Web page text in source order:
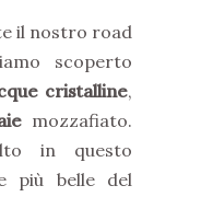
il nostro road
scoperto
cristalline,
mozzafiato.
in questo
più belle del